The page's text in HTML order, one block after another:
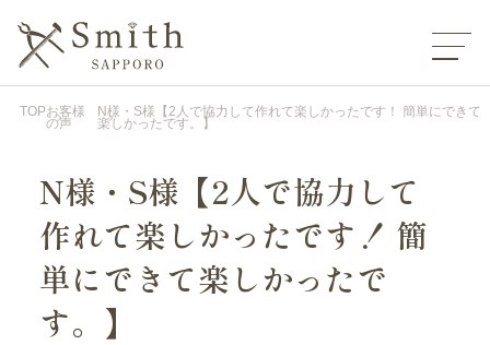
TOPお客様
の声
N様・S様【2人で協力して作れて楽しかったです！ 簡単にできて
楽しかったです。】
N様・S様【2人で協力して
作れて楽しかったです！ 簡
単にできて楽しかったで
す。】